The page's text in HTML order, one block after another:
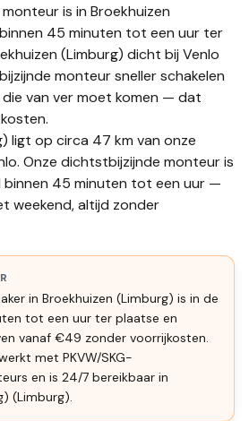
is in Broekhuizen
45 minuten tot een uur ter
(Limburg) dicht bij Venlo
monteur sneller schakelen
van ver moet komen — dat
ligt op circa 47 km van onze
Onze dichtstbijzijnde monteur is
binnen 45 minuten tot een uur —
weekend, altijd zonder
in Broekhuizen (Limburg) is in de
tot een uur ter plaatse en
vanaf €49 zonder voorrijkosten.
met PKVW/SKG-
en is 24/7 bereikbaar in
(Limburg).